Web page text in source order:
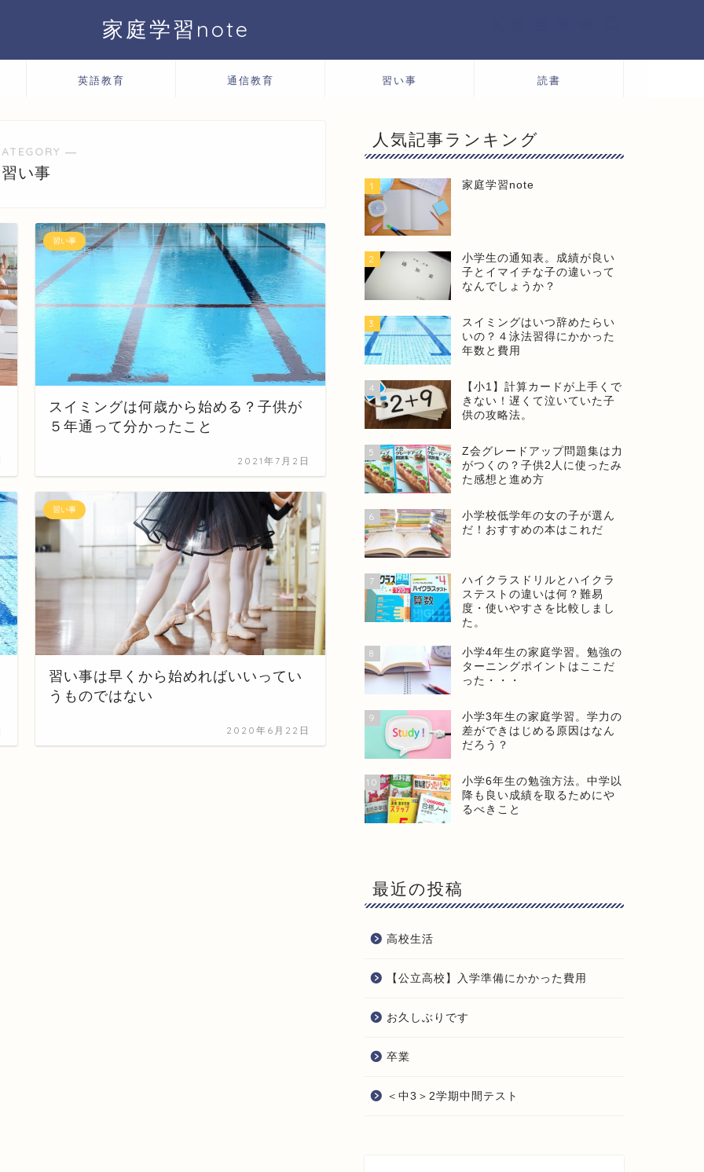
家庭学習note
英語教育 通信教育 習い事 読書
―
習い事
習い事
スイミングは何歳から始める？子供が
５年通って分かったこと
2021年7月2日
習い事
習い事は早くから始めればいいってい
うものではない
2020年6月22日
人気記事ランキング
1 家庭学習note
2
小学生の通知表。成績が良い
子とイマイチな子の違いって
なんでしょうか？
3
スイミングはいつ辞めたらい
いの？４泳法習得にかかった
年数と費用
4
【小1】計算カードが上手くで
きない！遅くて泣いていた子
供の攻略法。
5
Z会グレードアップ問題集は力
がつくの？子供2人に使ったみ
た感想と進め方
6
小学校低学年の女の子が選ん
だ！おすすめの本はこれだ
7
ハイクラスドリルとハイクラ
ステストの違いは何？難易
度・使いやすさを比較しまし
た。
8
小学4年生の家庭学習。勉強の
ターニングポイントはここだ
った・・・
9
小学3年生の家庭学習。学力の
差ができはじめる原因はなん
だろう？
10
小学6年生の勉強方法。中学以
降も良い成績を取るためにや
るべきこと
最近の投稿
高校生活
【公立高校】入学準備にかかった費用
お久しぶりです
卒業
＜中3＞2学期中間テスト